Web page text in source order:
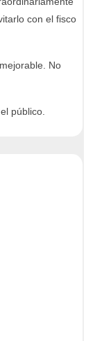
con el fisco
No
público.